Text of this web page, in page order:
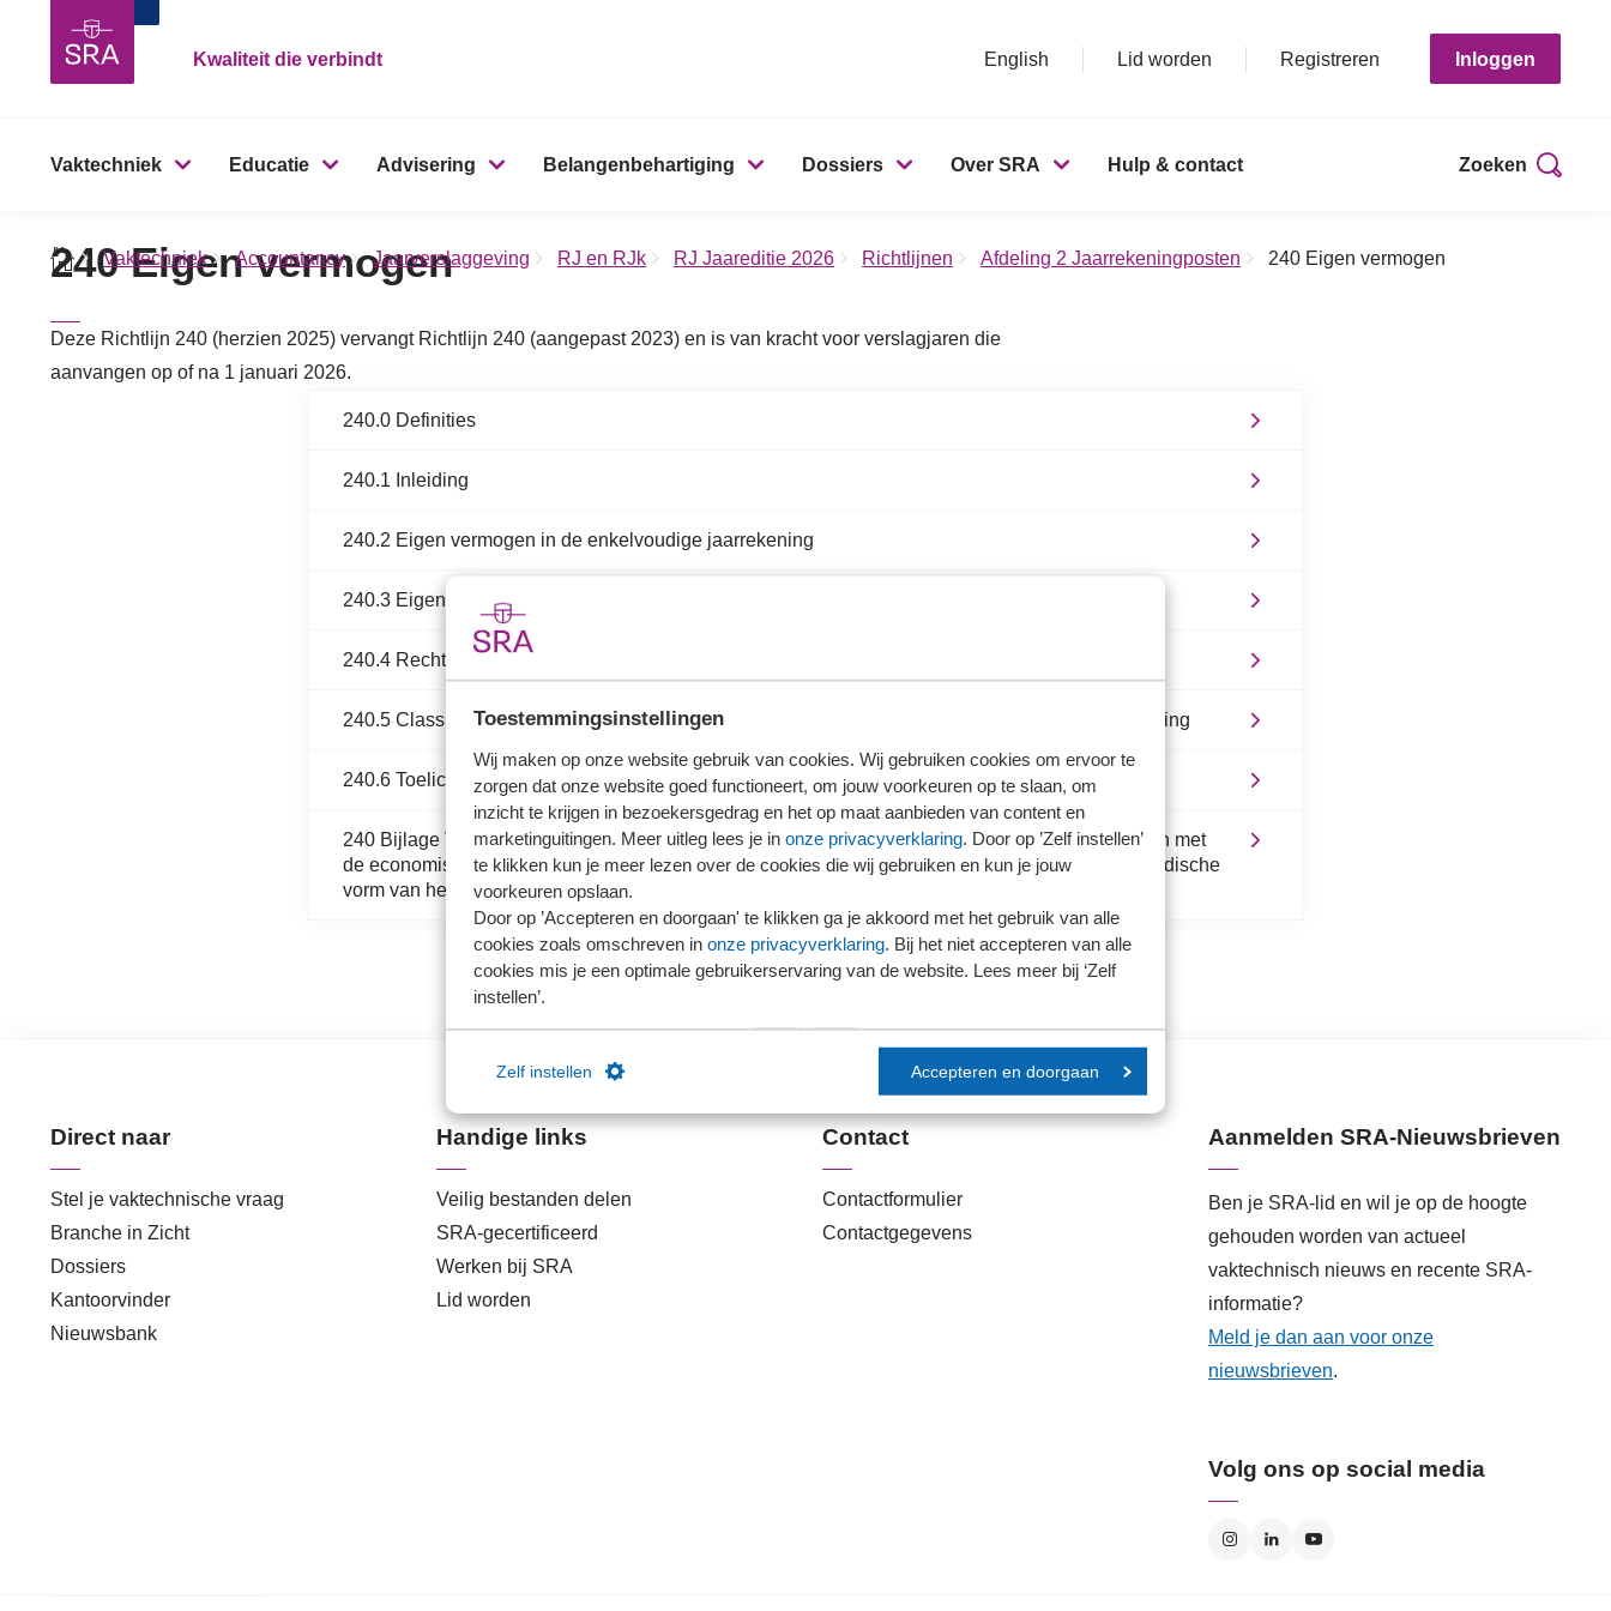
Toestemmingsinstellingen
Wij maken op onze website gebruik van cookies. Wij gebruiken cookies om ervoor te
zorgen dat onze website goed functioneert, om jouw voorkeuren op te slaan, om
inzicht te krijgen in bezoekersgedrag en het op maat aanbieden van content en
marketinguitingen. Meer uitleg lees je in onze privacyverklaring. Door op ’Zelf instellen’
te klikken kun je meer lezen over de cookies die wij gebruiken en kun je jouw
voorkeuren opslaan.
Door op ’Accepteren en doorgaan' te klikken ga je akkoord met het gebruik van alle
cookies zoals omschreven in onze privacyverklaring. Bij het niet accepteren van alle
cookies mis je een optimale gebruikerservaring van de website. Lees meer bij ‘Zelf
instellen’.
Zelf instellen Accepteren en doorgaan
Kwaliteit die verbindt English Lid worden Registreren Inloggen
Vaktechniek Educatie Advisering Belangenbehartiging Dossiers Over SRA Hulp & contact Zoeken
Vaktechniek Accountancy Jaarverslaggeving RJ en RJk RJ Jaareditie 2026 Richtlijnen Afdeling 2 Jaarrekeningposten 240 Eigen vermogen
240 Eigen vermogen
Deze Richtlijn 240 (herzien 2025) vervangt Richtlijn 240 (aangepast 2023) en is van kracht voor verslagjaren die
aanvangen op of na 1 januari 2026.
240.0 Definities
240.1 Inleiding
240.2 Eigen vermogen in de enkelvoudige jaarrekening
240.3 Eigen vermogen in de geconsolideerde jaarrekening
240.4 Rechtstreekse mutaties in het eigen vermogen
240.5 Classificatie van financiële instrumenten in de geconsolideerde en enkelvoudige jaarrekening
240.6 Toelichting
240 Bijlage Voorbeeld van de presentatie binnen het eigen vermogen van financiële instrumenten met
de economische realiteit van vreemd vermogen indien de classificatie wordt gebaseerd op de juridische
vorm van het financiële instrument (zie alinea’s 505 en 620)
Direct naar
Stel je vaktechnische vraag
Branche in Zicht
Dossiers
Kantoorvinder
Nieuwsbank
Handige links
Veilig bestanden delen
SRA-gecertificeerd
Werken bij SRA
Lid worden
Contact
Contactformulier
Contactgegevens
Aanmelden SRA-Nieuwsbrieven
Ben je SRA-lid en wil je op de hoogte
gehouden worden van actueel
vaktechnisch nieuws en recente SRA-
informatie?
Meld je dan aan voor onze
nieuwsbrieven.
Volg ons op social media